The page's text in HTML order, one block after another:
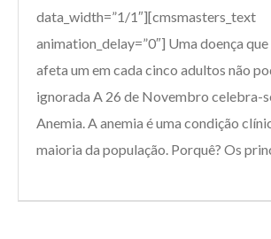
data_width=”1/1″][cmsmasters_text
animation_delay=”0″] Uma doença
afeta um em cada cinco adultos não
ignorada A 26 de Novembro celebra-
Anemia. A anemia é uma condição
maioria da população. Porquê? Os